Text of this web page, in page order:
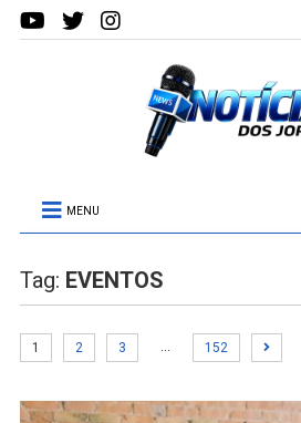
MENU
Tag: EVENTOS
1 2 3 … 152